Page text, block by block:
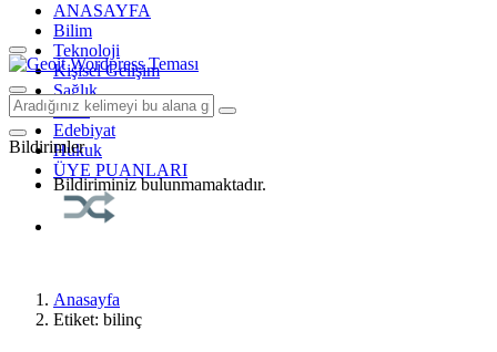
ANASAYFA
Bilim
Teknoloji
Kişisel Gelişim
Sağlık
Tarih
Edebiyat
Hukuk
ÜYE PUANLARI
Bildirimler
Bildiriminiz bulunmamaktadır.
Anasayfa
Etiket: bilinç